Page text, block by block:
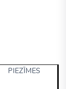
PIEZĪMES